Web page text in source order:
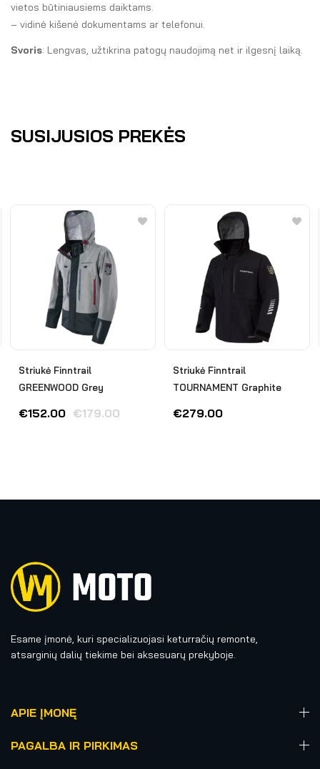
vietos būtiniausiems daiktams.
– vidinė kišenė dokumentams ar telefonui.
Svoris: Lengvas, užtikrina patogų naudojimą net ir ilgesnį laiką.
SUSIJUSIOS PREKĖS
Striukė Finntrail
GREENWOOD Grey
€179.00
€152.00
Striukė Finntrail
TOURNAMENT Graphite
€279.00
Esame įmonė, kuri specializuojasi keturračių remonte,
atsarginių dalių tiekime bei aksesuarų prekyboje.
APIE ĮMONĘ
PAGALBA IR PIRKIMAS